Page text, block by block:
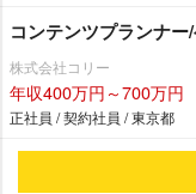
コンテンツプランナ
株式会社コリー
年収400万円～700万円
正社員 / 契約社員 / 東京都